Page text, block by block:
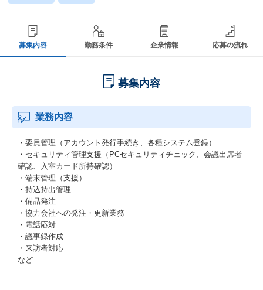
募集内容 勤務条件 企業情報 応募の流れ
募集内容
業務内容
・要員管理（アカウント発行手続き、各種システム登録）
・セキュリティ管理支援（PCセキュリティチェック、会議出席者
確認、入室カード所持確認）
・端末管理（支援）
・持込持出管理
・備品発注
・協力会社への発注・更新業務
・電話応対
・議事録作成
・来訪者対応
など